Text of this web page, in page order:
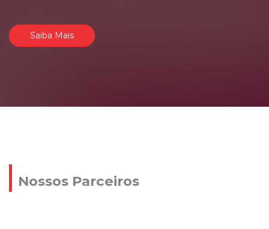
Saiba Mais
Nossos Parceiros